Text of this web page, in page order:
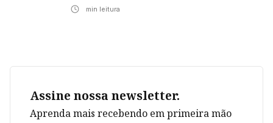
min leitura
Assine nossa newsletter.
Aprenda mais recebendo em primeira mão